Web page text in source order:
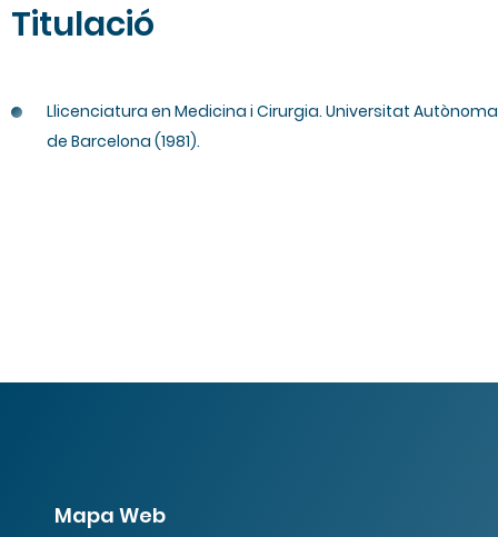
Titulació
Llicenciatura en Medicina i Cirurgia. Universitat Autònoma
de Barcelona (1981).
Mapa Web